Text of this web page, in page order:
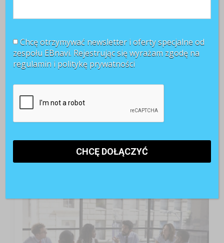
TOP 3 miesiąca
Chcę otrzymywać newsletter i oferty specjalne od
zespołu EBnavi. Rejestrując się wyrażam zgodę na
regulamin i politykę prywatności